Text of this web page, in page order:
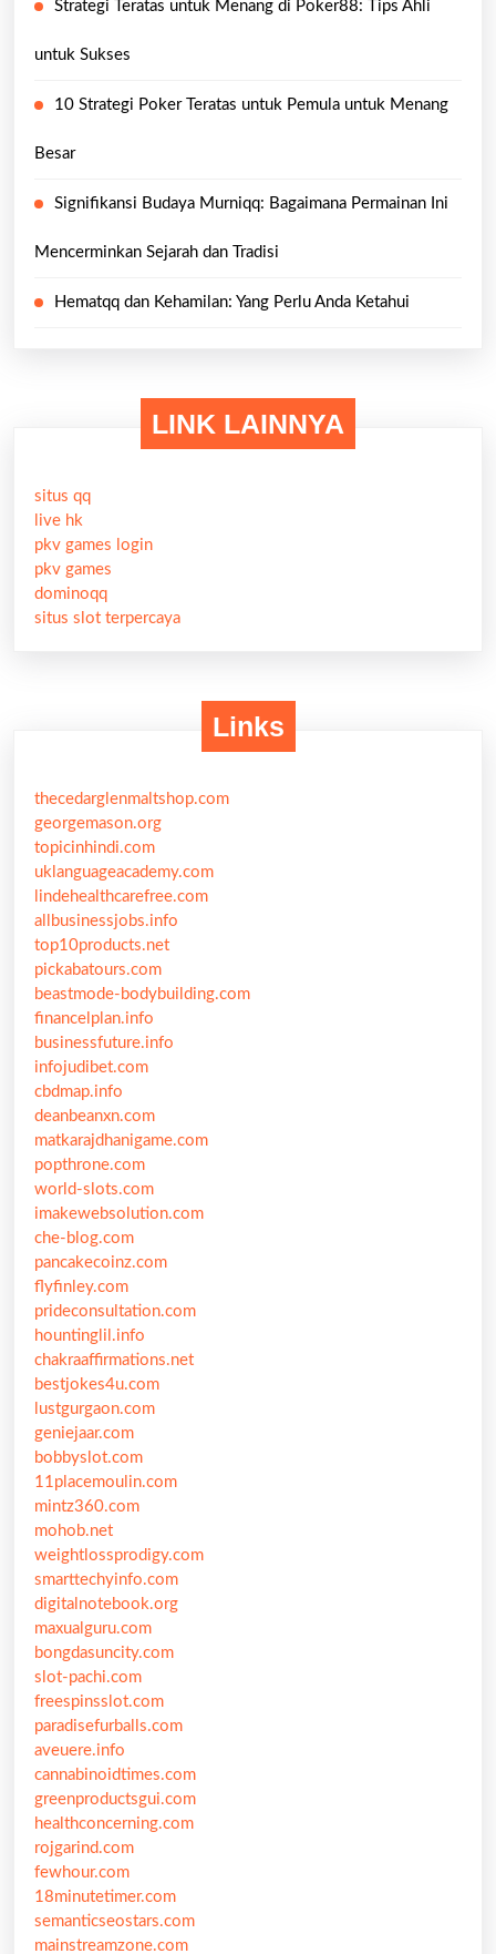
Strategi Teratas untuk Menang di Poker88: Tips Ahli
untuk Sukses
10 Strategi Poker Teratas untuk Pemula untuk Menang
Besar
Signifikansi Budaya Murniqq: Bagaimana Permainan Ini
Mencerminkan Sejarah dan Tradisi
Hematqq dan Kehamilan: Yang Perlu Anda Ketahui
LINK LAINNYA
situs qq
live hk
pkv games login
pkv games
dominoqq
situs slot terpercaya
Links
thecedarglenmaltshop.com
georgemason.org
topicinhindi.com
uklanguageacademy.com
lindehealthcarefree.com
allbusinessjobs.info
top10products.net
pickabatours.com
beastmode-bodybuilding.com
financelplan.info
businessfuture.info
infojudibet.com
cbdmap.info
deanbeanxn.com
matkarajdhanigame.com
popthrone.com
world-slots.com
imakewebsolution.com
che-blog.com
pancakecoinz.com
flyfinley.com
prideconsultation.com
hountinglil.info
chakraaffirmations.net
bestjokes4u.com
lustgurgaon.com
geniejaar.com
bobbyslot.com
11placemoulin.com
mintz360.com
mohob.net
weightlossprodigy.com
smarttechyinfo.com
digitalnotebook.org
maxualguru.com
bongdasuncity.com
slot-pachi.com
freespinsslot.com
paradisefurballs.com
aveuere.info
cannabinoidtimes.com
greenproductsgui.com
healthconcerning.com
rojgarind.com
fewhour.com
18minutetimer.com
semanticseostars.com
mainstreamzone.com